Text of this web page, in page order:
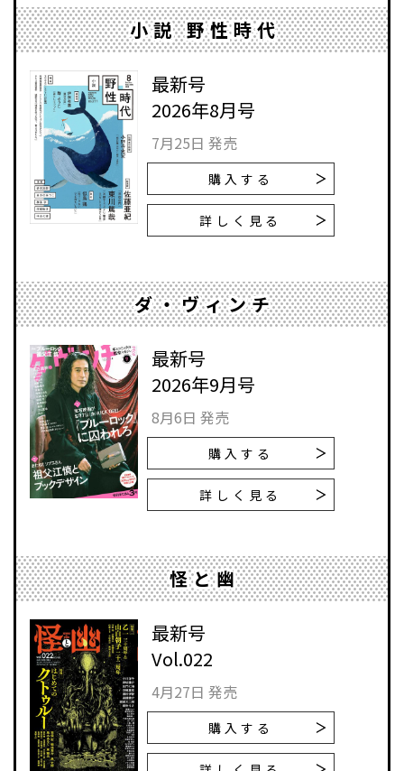
小説 野性時代
最新号
2026年8月号
7月25日 発売
購入する
詳しく見る
ダ・ヴィンチ
最新号
2026年9月号
8月6日 発売
購入する
詳しく見る
怪と幽
最新号
Vol.022
4月27日 発売
購入する